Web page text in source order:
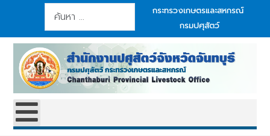
การค้นหา
กระทรวงเกษตรและสหกรณ์
กรมปศุสัตว์